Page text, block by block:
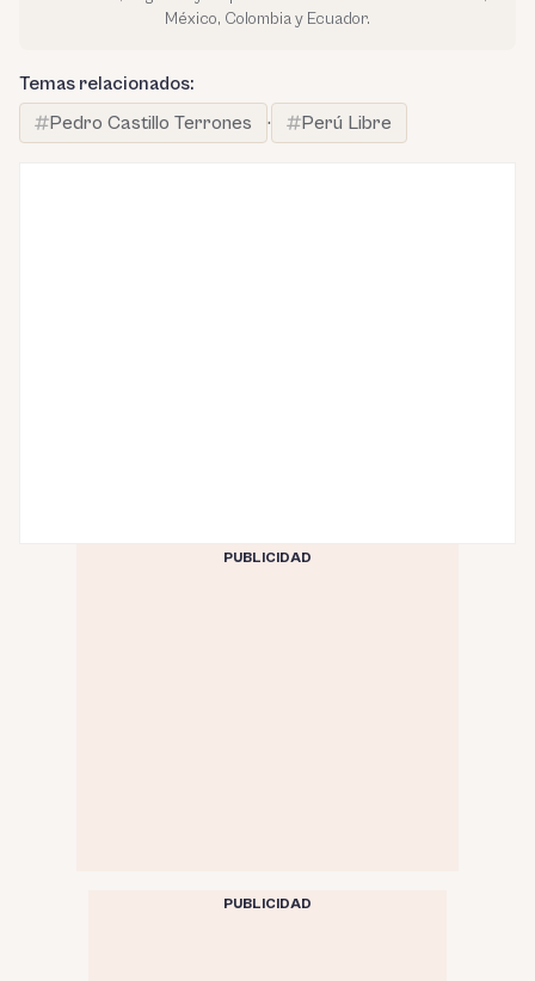
México, Colombia y Ecuador.
Temas relacionados:
Pedro Castillo Terrones
· Perú Libre
PUBLICIDAD
PUBLICIDAD